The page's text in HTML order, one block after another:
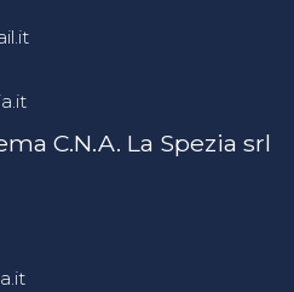
C.N.A. La Spezia srl